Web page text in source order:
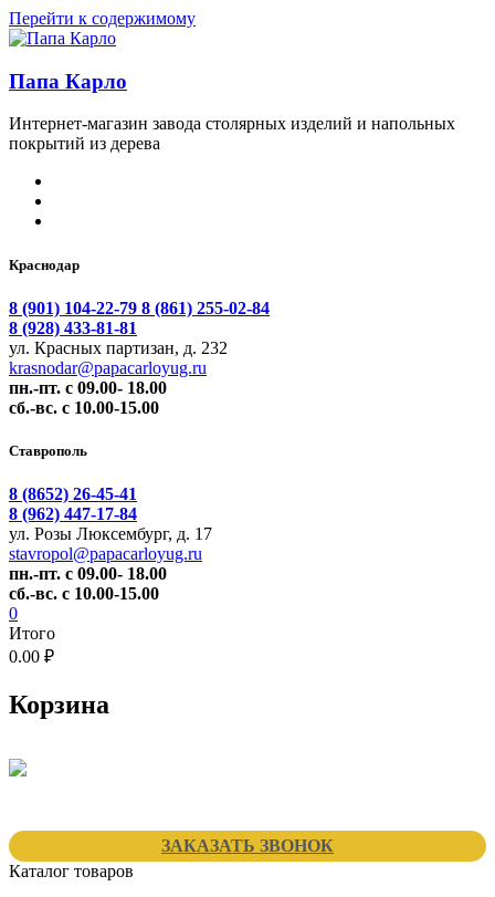
Перейти к содержимому
Папа Карло
Интернет-магазин завода столярных изделий и напольных
покрытий из дерева
Краснодар
8 (901) 104-22-79 8 (861) 255-02-84
8 (928) 433-81-81
ул. Красных партизан, д. 232
krasnodar@papacarloyug.ru
пн.-пт. с 09.00- 18.00
сб.-вс. с 10.00-15.00
Ставрополь
8 (8652) 26-45-41
8 (962) 447-17-84
ул. Розы Люксембург, д. 17
stavropol@papacarloyug.ru
пн.-пт. с 09.00- 18.00
сб.-вс. с 10.00-15.00
0
Итого
0.00 ₽
Корзина
ЗАКАЗАТЬ ЗВОНОК
Каталог товаров